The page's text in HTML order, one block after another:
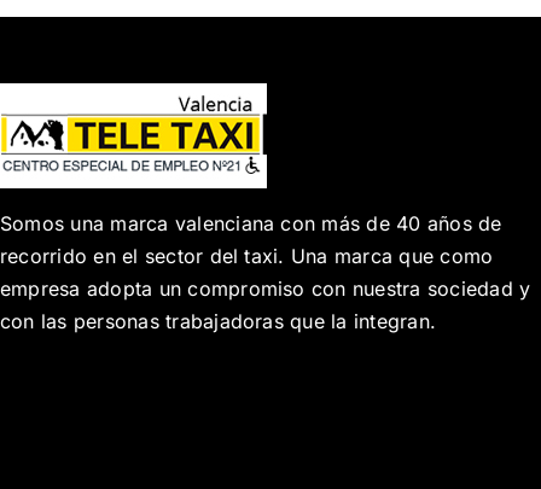
Somos una marca valenciana con más de 40 años de
recorrido en el sector del taxi. Una marca que como
empresa adopta un compromiso con nuestra sociedad y
con las personas trabajadoras que la integran.